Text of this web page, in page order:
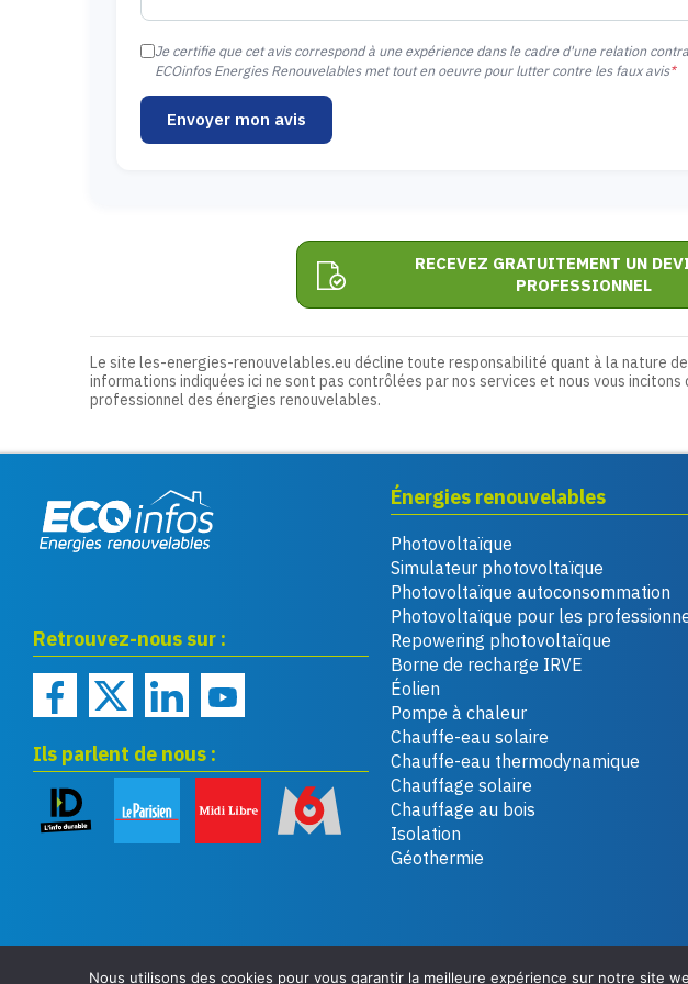
Je certifie que cet avis correspond à une expérience dans le cadre d'une relation
ECOinfos Energies Renouvelables met tout en oeuvre pour lutter contre les faux avis*
Envoyer mon avis
RECEVEZ GRATUITEMENT UN
PROFESSIONNEL
Le site les-energies-renouvelables.eu décline toute responsabilité quant à la nature
informations indiquées ici ne sont pas contrôlées par nos services et nous vous
professionnel des énergies renouvelables.
Retrouvez-nous sur :
Ils parlent de nous :
Énergies renouvelables
Photovoltaïque
Simulateur photovoltaïque
Photovoltaïque autoconsommation
Photovoltaïque pour les
Repowering photovoltaïque
Borne de recharge IRVE
Éolien
Pompe à chaleur
Chauffe-eau solaire
Chauffe-eau thermodynamique
Chauffage solaire
Chauffage au bois
Isolation
Géothermie
Nous utilisons des cookies pour vous garantir la meilleure expérience sur notre site